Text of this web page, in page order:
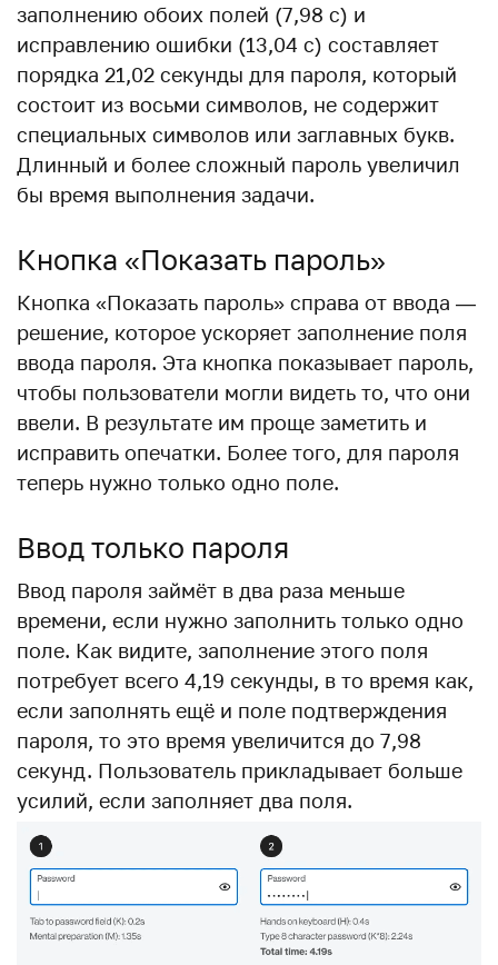
заполнению обоих полей (7,98 с) и
исправлению ошибки (13,04 с) составляет
порядка 21,02 секунды для пароля, который
состоит из восьми символов, не содержит
специальных символов или заглавных букв.
Длинный и более сложный пароль увеличил
бы время выполнения задачи.
Кнопка «Показать пароль»
Кнопка «Показать пароль» справа от ввода —
решение, которое ускоряет заполнение поля
ввода пароля. Эта кнопка показывает пароль,
чтобы пользователи могли видеть то, что они
ввели. В результате им проще заметить и
исправить опечатки. Более того, для пароля
теперь нужно только одно поле.
Ввод только пароля
Ввод пароля займёт в два раза меньше
времени, если нужно заполнить только одно
поле. Как видите, заполнение этого поля
потребует всего 4,19 секунды, в то время как,
если заполнять ещё и поле подтверждения
пароля, то это время увеличится до 7,98
секунд. Пользователь прикладывает больше
усилий, если заполняет два поля.